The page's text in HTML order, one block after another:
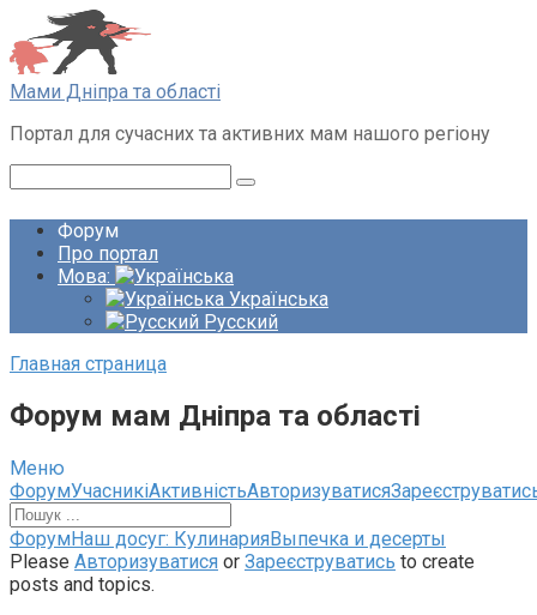
Перейти
до
вмісту
Мами Дніпра та області
Портал для сучасних та активних мам нашого регіону
Форум
Про портал
Мова:
Українська
Русский
Главная страница
Форум мам Дніпра та області
Меню
Навігація
по
форуму
ФорумУчасникіАктивністьАвторизуватися
Навігаційна
стежка
форуму
ФорумНаш досуг: КулинарияВыпечка и десерты
Please Авторизуватися or Зареєструватись to create
posts and topics.